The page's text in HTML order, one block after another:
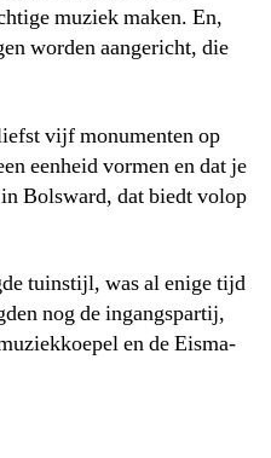
muziek maken. En,
worden aangericht, die
vijf monumenten op
eenheid vormen en dat je
Bolsward, dat biedt volop
tuinstijl, was al enige tijd
nog de ingangspartij,
en de Eisma-